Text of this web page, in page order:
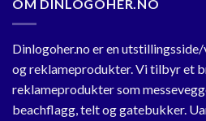
OM DINLOGOHER.NO
Dinlogoher.no er en
og reklameprodukter. Vi tilbyr et
reklameprodukter som
beachflagg, telt og gatebukker.